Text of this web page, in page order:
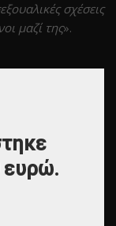
σχέσεις
μαζί της».
ευρώ.